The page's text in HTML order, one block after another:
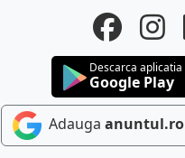
Descarca aplicatia
Google Play
Adauga anuntul.ro